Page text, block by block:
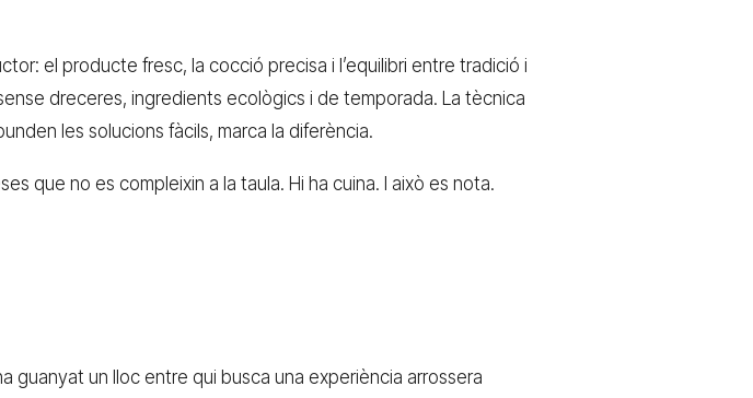
el producte fresc, la cocció precisa i l’equilibri entre tradició i
dreceres, ingredients ecològics i de temporada. La tècnica
les solucions fàcils, marca la diferència.
que no es compleixin a la taula. Hi ha cuina. I això es nota.
guanyat un lloc entre qui busca una experiència arrossera